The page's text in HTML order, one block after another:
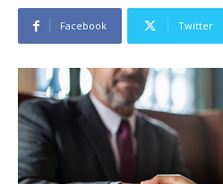
Facebook Twitter